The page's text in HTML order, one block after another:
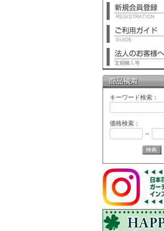
キーワード検索：
価格検索：
～